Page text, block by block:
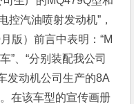
控汽油喷射发动机”，
版）前言中表明：“M
”、“分别装配我公司
发动机公司生产的8A
在该车型的宣传画册